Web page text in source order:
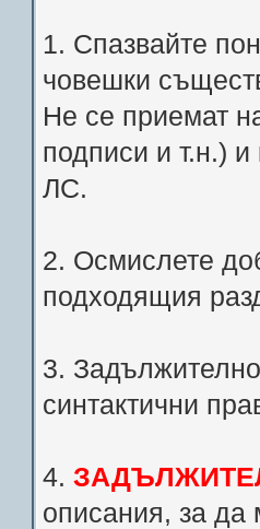
1. Спазвайте
човешки
Не се приемат
подписи и т.н.)
ЛС.
2. Осмислете
подходящия
3.
синтактични
4.
описания, за да